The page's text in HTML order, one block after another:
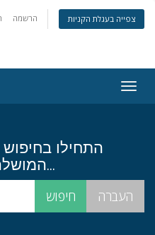
הרשמה צפייה בעגלת הקניות
התחילו
המושלם עבורכם...